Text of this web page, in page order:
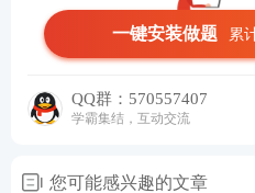
一键安装做题 累
QQ群：570557407
学霸集结，互动交流
您可能感兴趣的文章